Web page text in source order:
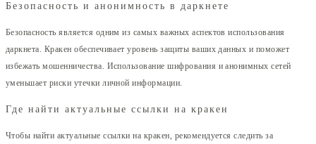
Безопасность и анонимность в даркнете
Безопасность является одним из самых важных аспектов использования
даркнета. Кракен обеспечивает уровень защиты ваших данных и поможет
избежать мошенничества. Использование шифрования и анонимных сетей
уменьшает риски утечки личной информации.
Где найти актуальные ссылки на кракен
Чтобы найти актуальные ссылки на кракен, рекомендуется следить за